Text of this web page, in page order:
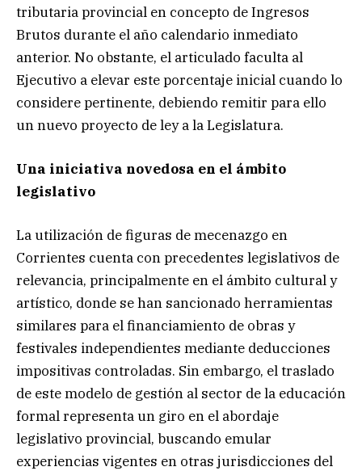
tributaria provincial en concepto de Ingresos
Brutos durante el año calendario inmediato
anterior. No obstante, el articulado faculta al
Ejecutivo a elevar este porcentaje inicial cuando lo
considere pertinente, debiendo remitir para ello
un nuevo proyecto de ley a la Legislatura.
Una iniciativa novedosa en el ámbito
legislativo
La utilización de figuras de mecenazgo en
Corrientes cuenta con precedentes legislativos de
relevancia, principalmente en el ámbito cultural y
artístico, donde se han sancionado herramientas
similares para el financiamiento de obras y
festivales independientes mediante deducciones
impositivas controladas. Sin embargo, el traslado
de este modelo de gestión al sector de la educación
formal representa un giro en el abordaje
legislativo provincial, buscando emular
experiencias vigentes en otras jurisdicciones del